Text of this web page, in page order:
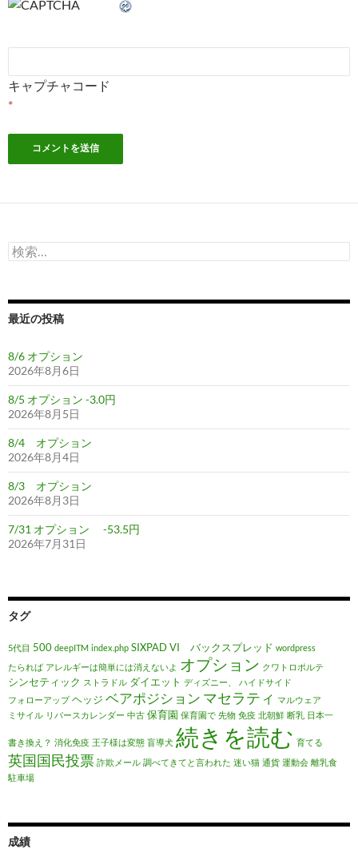
キャプチャコード
*
検
索:
最近の投稿
8/6 オプション
2026年8月6日
8/5 オプション -3.0円
2026年8月5日
8/4 オプション
2026年8月4日
8/3 オプション
2026年8月3日
7/31 オプション -53.5円
2026年7月31日
タグ
5代目 500 deepITM index.php SIXPADVI バックスプレッド wordpress
たられば アレルギーは簡単には消えないよ オプション クワトロポルテ
シンセティック ストラドル ダイエット ディズニー、
ハイドサイド
フォローアップ ヘッジ ベアポジション マセラティ マルウェア
ミサイル リバースカレンダー 中古 保育園 保育園で 先物 免疫 北朝鮮 断乳 日本一
書き換え？ 消化免疫 王子様は変態 盲導犬 続きを読む 育てる
英国国民投票 詐欺メール 調べてきてと言われた 迷い猫 通貨 運動会 離乳食
駐車場
成績